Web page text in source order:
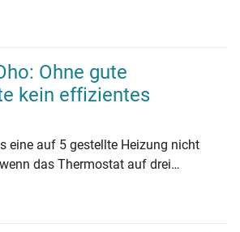
Stromspar-Potenziale verbergen
Tipps für alle Haushaltsgrößen.
Ohne gute
kein effizientes
eine auf 5 gestellte Heizung nicht
das Thermostat auf drei
Energiesparen helfen kann? Erfahren
um die kleinen Heizkörperregler und